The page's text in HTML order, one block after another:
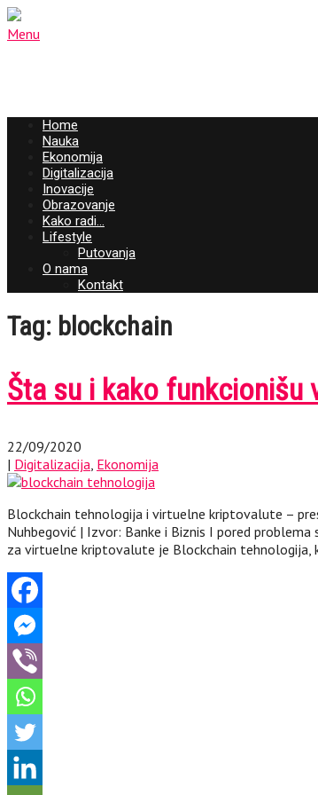
Menu
Home
Nauka
Ekonomija
Digitalizacija
Inovacije
Obrazovanje
Kako radi…
Lifestyle
Putovanja
O nama
Kontakt
Tag: blockchain
Šta su i kako funkcionišu
22/09/2020
| Digitalizacija, Ekonomija
Blockchain tehnologija i virtuelne kriptovalute –
Nuhbegović | Izvor: Banke i Biznis I pored
za virtuelne kriptovalute je Blockchain tehnologija,